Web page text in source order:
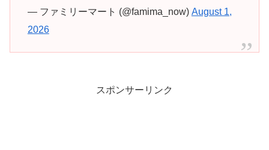
— ファミリーマート (@famima_now) August 1,
2026
スポンサーリンク